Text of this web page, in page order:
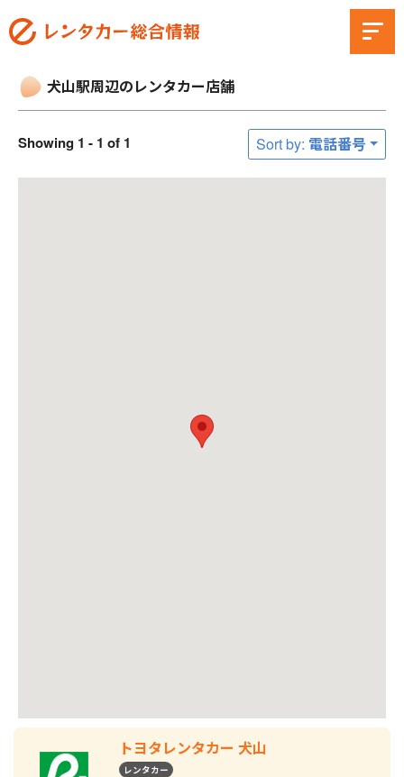
犬山駅周辺のレンタカー店舗
Showing 1 - 1 of 1 Sort by: 電話番号
トヨタレンタカー 犬山
レンタカー